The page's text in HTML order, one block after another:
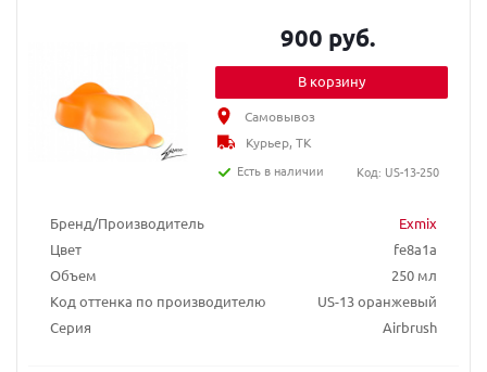
Бренд/Производитель
Exmix
Цвет
fe8a1a
Объем
250 мл
Код оттенка по производителю
US-13 оранжевый
Серия
Airbrush
900 руб.
В корзину
Самовывоз
Курьер, ТК
Есть в наличии
Код: US-13-250